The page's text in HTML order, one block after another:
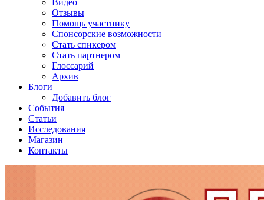
Видео
Отзывы
Помощь участнику
Спонсорские возможности
Стать спикером
Стать партнером
Глоссарий
Архив
Блоги
Добавить блог
События
Статьи
Исследования
Магазин
Контакты